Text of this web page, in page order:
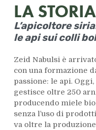
LA
L’apicoltore
le api sui colli
Zeid Nabulsi è
con una formazione
passione: le api.
gestisce oltre 250
producendo miele
senza l’uso di
va oltre la